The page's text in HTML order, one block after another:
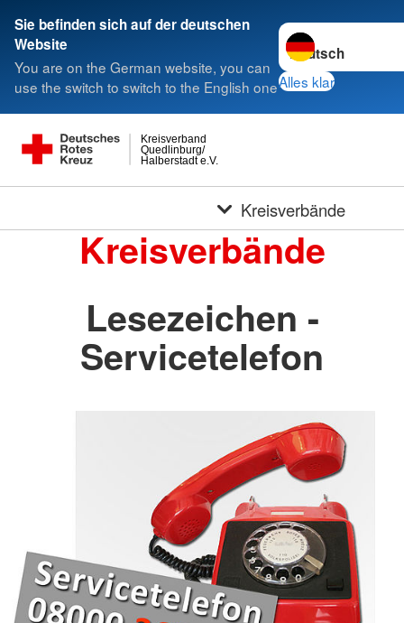
Sie befinden sich auf der deutschen
Website
You are on the German website, you can
use the switch to switch to the English one
Sprache wechseln
Alles klar
Halberstadt e.V.
Quedlinburg/
Kreisverband
Kreisverbände
Kreisverbände
Lesezeichen -
Servicetelefon